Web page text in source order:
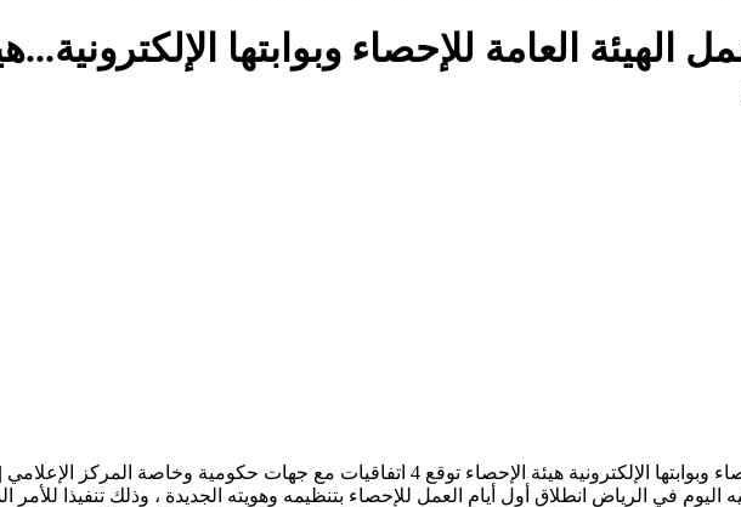
وزير الاقتصاد يُدشن عمل الهيئة العامة للإحصاء وبوابتها الإلكترونية هيئة الإحصاء